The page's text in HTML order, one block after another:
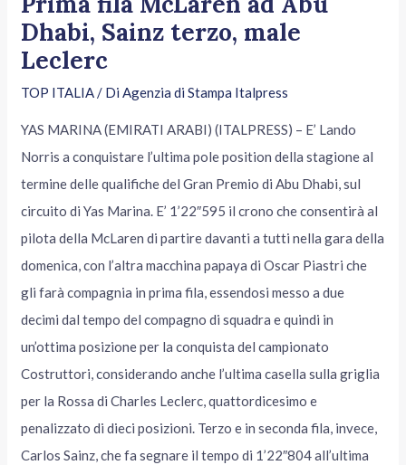
Dhabi, Sainz terzo, male
Leclerc
TOP ITALIA/ DiAgenzia di Stampa Italpress
YAS MARINA (EMIRATI ARABI) (ITALPRESS) – E’ Lando
Norris a conquistare l’ultima pole position della stagione al
termine delle qualifiche del Gran Premio di Abu Dhabi, sul
circuito di Yas Marina. E’ 1’22″595 il crono che consentirà al
pilota della McLaren di partire davanti a tutti nella gara della
domenica, con l’altra macchina papaya di Oscar Piastri che
gli farà compagnia in prima fila, essendosi messo a due
decimi dal tempo del compagno di squadra e quindi in
un’ottima posizione per la conquista del campionato
Costruttori, considerando anche l’ultima casella sulla griglia
per la Rossa di Charles Leclerc, quattordicesimo e
penalizzato di dieci posizioni. Terzo e in seconda fila, invece,
Carlos Sainz, che fa segnare il tempo di 1’22″804 all’ultima